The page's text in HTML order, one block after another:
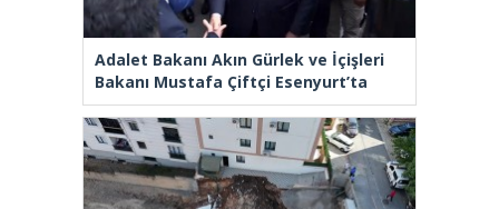
Adalet Bakanı Akın Gürlek ve İçişleri
Bakanı Mustafa Çiftçi Esenyurt’ta